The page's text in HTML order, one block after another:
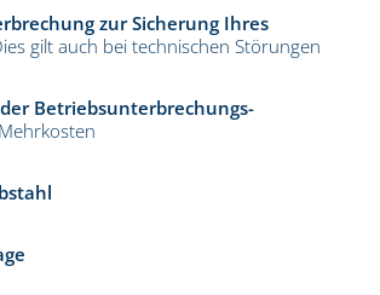
zur Sicherung Ihres
gilt auch bei technischen Störungen
Betriebsunterbrechungs-